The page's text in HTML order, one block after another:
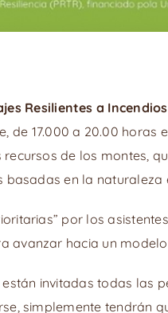
Resilientes a
de 17.000 a 20.00 horas
de los montes,
en la
por los
avanzar hacia un
están invitadas todas las
simplemente tendrán